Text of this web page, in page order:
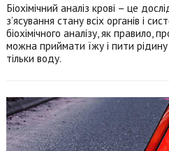
Біохімічний аналіз крові – це
з’ясування стану всіх органів і
біохімічного аналізу, як правило,
можна приймати їжу і пити
тільки воду.